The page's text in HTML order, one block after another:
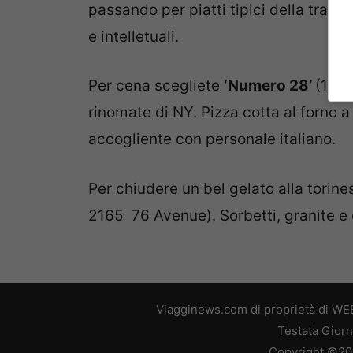
passando per piatti tipici della
e intelletuali.
Per cena scegliete ‘Numero 28’ (196
rinomate di NY. Pizza cotta al forno
accogliente con personale italiano.
Per chiudere un bel gelato alla
2165 76 Avenue). Sorbetti, granite
Viagginews.com di proprietà di
Testata